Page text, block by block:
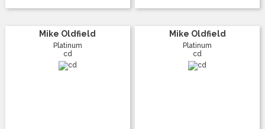
Mike Oldfield
Platinum
cd
Mike Oldfield
Platinum
cd